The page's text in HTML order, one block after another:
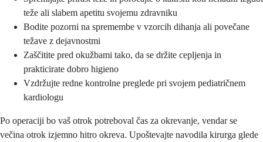
teže ali slabem apetitu svojemu zdravniku
Bodite pozorni na spremembe v vzorcih dihanja ali povečane
težave z dejavnostmi
Zaščitite pred okužbami tako, da se držite cepljenja in
prakticirate dobro higieno
Vzdržujte redne kontrolne preglede pri svojem pediatričnem
kardiologu
Po operaciji bo vaš otrok potreboval čas za okrevanje, vendar se
večina otrok izjemno hitro okreva. Upoštevajte navodila kirurga glede